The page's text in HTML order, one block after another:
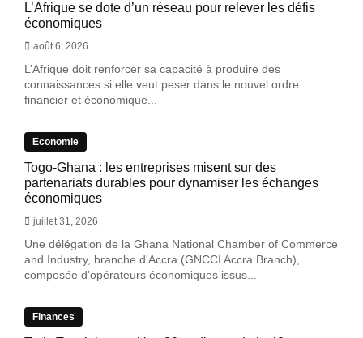
L’Afrique se dote d’un réseau pour relever les défis
économiques
août 6, 2026
L’Afrique doit renforcer sa capacité à produire des
connaissances si elle veut peser dans le nouvel ordre
financier et économique...
Economie
Togo-Ghana : les entreprises misent sur des
partenariats durables pour dynamiser les échanges
économiques
juillet 31, 2026
Une délégation de la Ghana National Chamber of Commerce
and Industry, branche d'Accra (GNCCI Accra Branch),
composée d'opérateurs économiques issus...
Finances